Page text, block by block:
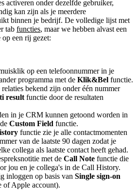
activeren onder dezelfde gebruiker,
kan zijn als je meerdere
binnen je bedrijf. De volledige lijst met
tab functies, maar we hebben alvast een
een rij gezet:
op een telefoonnummer in je
programma met de Klik&Bel functie.
bekend zijn onder één nummer
result functie door de resultaten
in je CRM kunnen getoond worden in
Custom Field functie.
functie zie je alle contactmomenten
van de laatste 90 dagen zodat je
collega als laatste contact heeft gehad.
met de Call Note functie die
jou en je collega's in de Call History.
inloggen op basis van Single sign-on
Apple account).